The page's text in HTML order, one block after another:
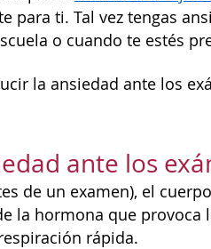
para ti. Tal vez tengas
o cuando te estés
la ansiedad ante los
ante los
de un examen), el
la hormona que
rápida.